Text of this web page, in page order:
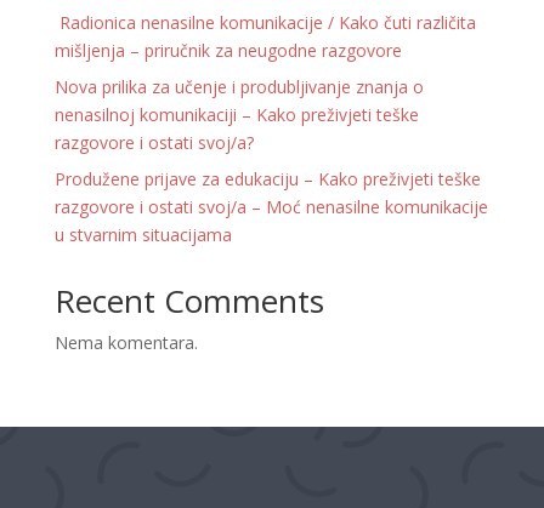
Radionica nenasilne komunikacije / Kako čuti različita
mišljenja – priručnik za neugodne razgovore
Nova prilika za učenje i produbljivanje znanja o
nenasilnoj komunikaciji – Kako preživjeti teške
razgovore i ostati svoj/a?
Produžene prijave za edukaciju – Kako preživjeti teške
razgovore i ostati svoj/a – Moć nenasilne komunikacije
u stvarnim situacijama
Recent Comments
Nema komentara.